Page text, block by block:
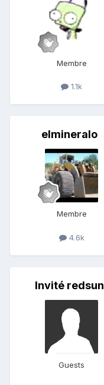
Membre
1.1k
elmineralo
Membre
4.6k
Invité redsun
Guests